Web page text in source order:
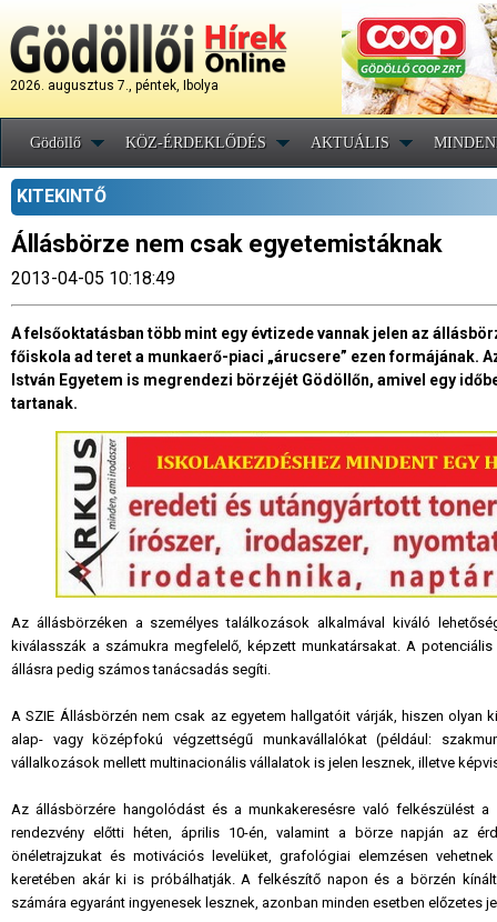
2026. augusztus 7., péntek, Ibolya
Gödöllő KÖZ-ÉRDEKLŐDÉS AKTUÁLIS
KITEKINTŐ
Állásbörze nem csak egyetemistáknak
2013-04-05 10:18:49
A felsőoktatásban több mint egy évtizede vannak jelen az
főiskola ad teret a munkaerő-piaci „árucsere” ezen formájának.
István Egyetem is megrendezi börzéjét Gödöllőn, amivel egy
tartanak.
Az állásbörzéken a személyes találkozások alkalmával kiváló
kiválasszák a számukra megfelelő, képzett munkatársakat. A
állásra pedig számos tanácsadás segíti.
A SZIE Állásbörzén nem csak az egyetem hallgatóit várják, hiszen
alap- vagy középfokú végzettségű munkavállalókat (például:
vállalkozások mellett multinacionális vállalatok is jelen lesznek, illetve
Az állásbörzére hangolódást és a munkakeresésre való felkészülést
rendezvény előtti héten, április 10-én, valamint a börze napján az
önéletrajzukat és motivációs levelüket, grafológiai elemzésen
keretében akár ki is próbálhatják. A felkészítő napon és a börzén
számára egyaránt ingyenesek lesznek, azonban minden esetben előzetes